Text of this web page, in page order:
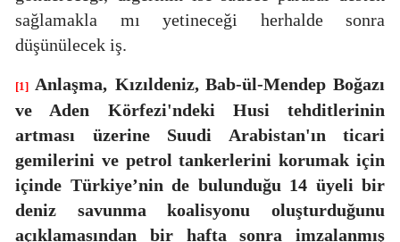
sağlamakla mı yetineceği herhalde sonra
düşünülecek iş.
[1] Anlaşma, Kızıldeniz, Bab-ül-Mendep Boğazı
ve Aden Körfezi'ndeki Husi tehditlerinin
artması üzerine Suudi Arabistan'ın ticari
gemilerini ve petrol tankerlerini korumak için
içinde Türkiye’nin de bulunduğu 14 üyeli bir
deniz savunma koalisyonu oluşturduğunu
açıklamasından bir hafta sonra imzalanmış